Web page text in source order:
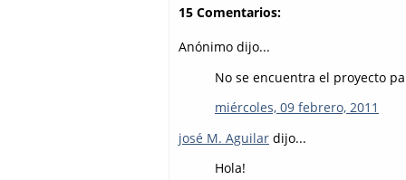
15 Comentarios:
Anónimo dijo...
No se encuentra el proyecto
miércoles, 09 febrero, 2011
josé M. Aguilar dijo...
Hola!